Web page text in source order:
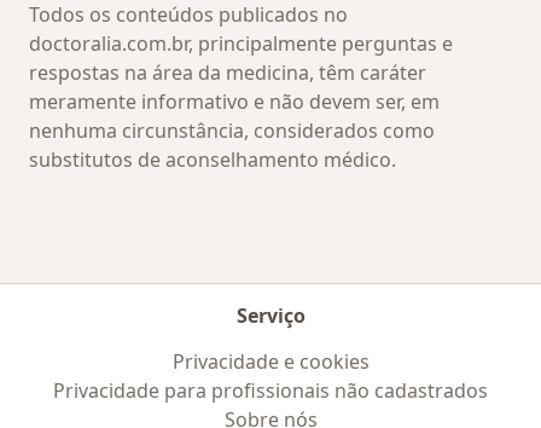
Todos os conteúdos publicados no
doctoralia.com.br, principalmente perguntas e
respostas na área da medicina, têm caráter
meramente informativo e não devem ser, em
nenhuma circunstância, considerados como
substitutos de aconselhamento médico.
Serviço
Privacidade e cookies
Privacidade para profissionais não cadastrados
Sobre nós